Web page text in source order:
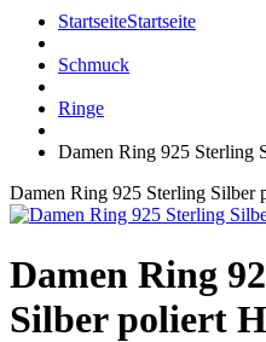
StartseiteStartseite
Schmuck
Ringe
Damen Ring 925 Sterling
Damen Ring 925 Sterling
Damen Ring
Silber poliert